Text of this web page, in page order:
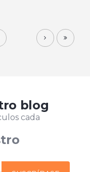
blog
cada